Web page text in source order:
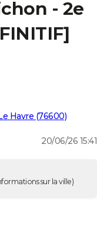
- 2e
Havre (76600)
20/06/26 15:41
sur la ville)